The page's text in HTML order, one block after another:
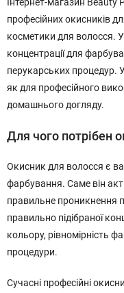
професійних окисників
косметики для волосся. У
концентрації для
перукарських процедур.
як для професійного
домашнього догляду.
Для чого потрібен
Окисник для волосся є
фарбування. Саме він
правильне проникнення
правильно підібраної
кольору, рівномірність
процедури.
Сучасні професійні